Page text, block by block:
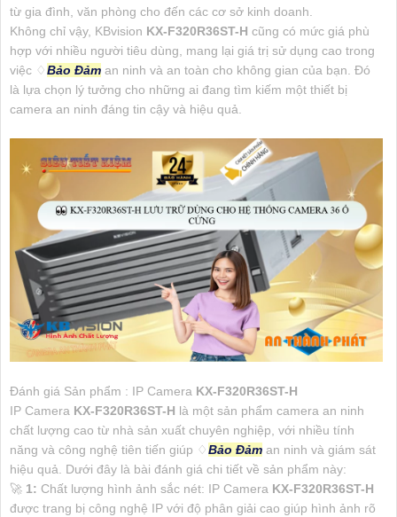
từ gia đình, văn phòng cho đến các cơ sở kinh doanh.
Không chỉ vậy, KBvision KX-F320R36ST-H cũng có mức giá phù
hợp với nhiều người tiêu dùng, mang lại giá trị sử dụng cao trong
việc ♢Bảo Đảm an ninh và an toàn cho không gian của bạn. Đó
là lựa chọn lý tưởng cho những ai đang tìm kiếm một thiết bị
camera an ninh đáng tin cậy và hiệu quả.
Đánh giá Sản phẩm : IP Camera KX-F320R36ST-H
IP Camera KX-F320R36ST-H là một sản phẩm camera an ninh
chất lượng cao từ nhà sản xuất chuyên nghiệp, với nhiều tính
năng và công nghệ tiên tiến giúp ♢Bảo Đảm an ninh và giám sát
hiệu quả. Dưới đây là bài đánh giá chi tiết về sản phẩm này:
️🚀 1: Chất lượng hình ảnh sắc nét: IP Camera KX-F320R36ST-H
được trang bị công nghệ IP với độ phân giải cao giúp hình ảnh rõ